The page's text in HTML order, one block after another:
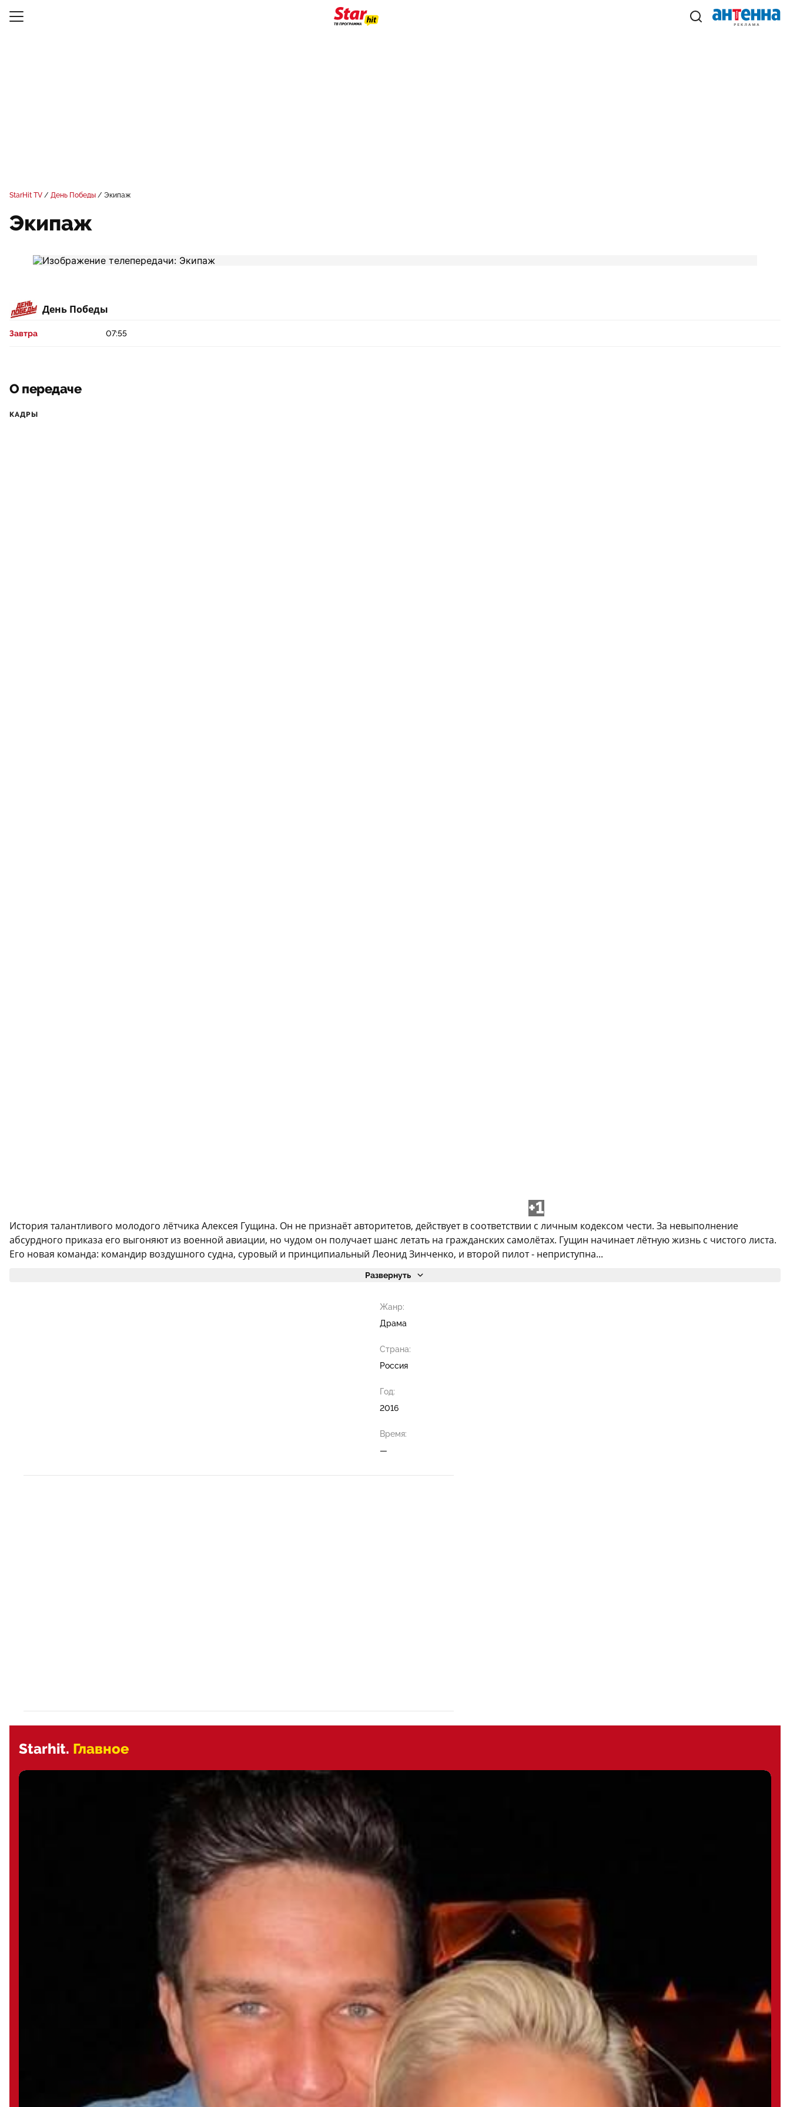
StarHit TV День Победы Экипаж
Экипаж
День Победы
Завтра 07:55
О передаче
КАДРЫ
+1
История талантливого молодого лётчика Алексея Гущина. Он не признаёт авторитетов, действует в соответствии с личным кодексом чести. За невыполнение
абсурдного приказа его выгоняют из военной авиации, но чудом он получает шанс летать на гражданских самолётах. Гущин начинает лётную жизнь с чистого листа.
Его новая команда: командир воздушного судна, суровый и принципиальный Леонид Зинченко, и второй пилот - неприступна...
Развернуть
Жанр:
Драма
Страна:
Россия
Год:
2016
Время:
—
Starhit. Главное